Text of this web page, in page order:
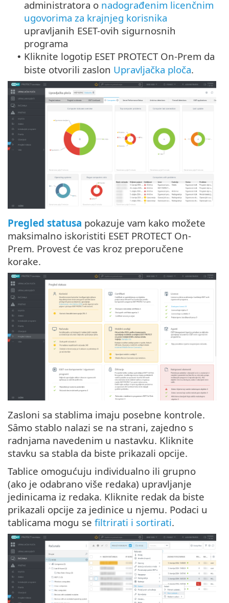
administratora o nadograđenim licenčnim
ugovorima za krajnjeg korisnika
upravljanih ESET-ovih sigurnosnih
programa
• Kliknite logotip ESET PROTECT On-Prem da
biste otvorili zaslon Upravljačka ploča.
Pregled statusa pokazuje vam kako možete
maksimalno iskoristiti ESET PROTECT On-
Prem. Provest će vas kroz preporučene
korake.
Zasloni sa stablima imaju posebne kontrole.
Sȃmo stablo nalazi se na strani, zajedno s
radnjama navedenim u nastavku. Kliknite
stavku sa stabla da biste prikazali opcije.
Tablice omogućuju individualno ili grupno
(ako je odabrano više redaka) upravljanje
jedinicama iz redaka. Kliknite redak da biste
prikazali opcije za jedinice u njemu. Podaci u
tablicama mogu se filtrirati i sortirati.